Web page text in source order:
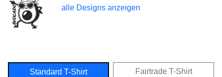
alle Designs anzeigen
Standard T-Shirt Fairtrade T-Shirt